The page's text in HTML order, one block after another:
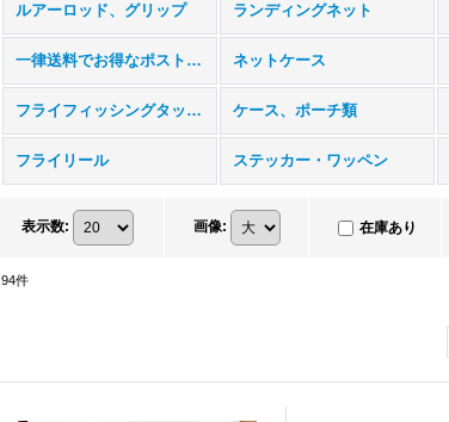
ルアーロッド、グリップ ランディングネット
一律送料でお得なポスト投函専用ページ+交換用カラーラバーネット ネットケース
フライフィッシングタックル ケース、ポーチ類
フライリール ステッカー・ワッペン
表示数: 画像: 在庫あり
94件